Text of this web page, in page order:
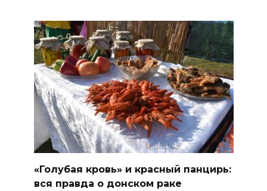
«Голубая кровь» и красный панцирь:
вся правда о донском раке